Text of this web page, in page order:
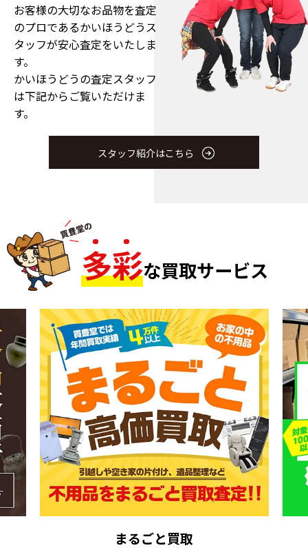
お客様の大切なお品物を査定
のプロであるかいほうどうス
タッフが安心査定をいたしま
す。
かいほうどうの査定スタッフ
は下記からご覧いただけま
す。
スタッフ紹介はこちら
多彩な買取サービス
まるごと買取